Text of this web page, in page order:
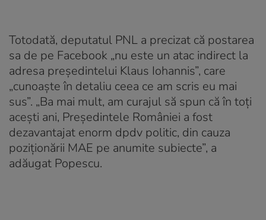
Totodată, deputatul PNL a precizat că postarea
sa de pe Facebook „nu este un atac indirect la
adresa președintelui Klaus Iohannis”, care
„cunoaște în detaliu ceea ce am scris eu mai
sus”. „Ba mai mult, am curajul să spun că în toți
acești ani, Președintele României a fost
dezavantajat enorm dpdv politic, din cauza
poziționării MAE pe anumite subiecte”, a
adăugat Popescu.